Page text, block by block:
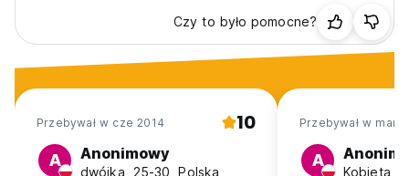
Czy to było pomocne?
Przebywał w cze 2014 10
A Anonimowy
dwójka, 25-30, Polska
Przebywał w mar
A
Kobieta,